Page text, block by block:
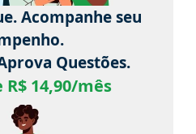
Acompanhe seu
Questões.
14,90/mês